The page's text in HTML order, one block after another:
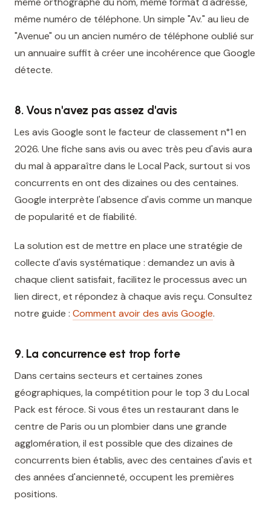
même numéro de téléphone. Un simple "Av." au lieu de
"Avenue" ou un ancien numéro de téléphone oublié sur
un annuaire suffit à créer une incohérence que Google
détecte.
8. Vous n'avez pas assez d'avis
Les avis Google sont le facteur de classement n°1 en
2026. Une fiche sans avis ou avec très peu d'avis aura
du mal à apparaître dans le Local Pack, surtout si vos
concurrents en ont des dizaines ou des centaines.
Google interprète l'absence d'avis comme un manque
de popularité et de fiabilité.
La solution est de mettre en place une stratégie de
collecte d'avis systématique : demandez un avis à
chaque client satisfait, facilitez le processus avec un
lien direct, et répondez à chaque avis reçu. Consultez
notre guide : Comment avoir des avis Google.
9. La concurrence est trop forte
Dans certains secteurs et certaines zones
géographiques, la compétition pour le top 3 du Local
Pack est féroce. Si vous êtes un restaurant dans le
centre de Paris ou un plombier dans une grande
agglomération, il est possible que des dizaines de
concurrents bien établis, avec des centaines d'avis et
des années d'ancienneté, occupent les premières
positions.